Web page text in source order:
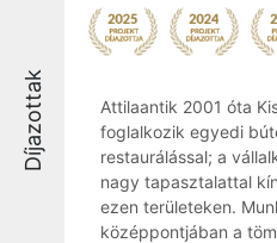
Díjazottak
Attilaantik 2001 óta
foglalkozik egyedi
restaurálással; a
nagy tapasztalattal
ezen területeken.
középpontjában a